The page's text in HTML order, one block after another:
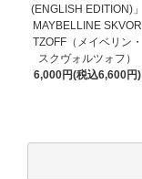
(ENGLISH EDITION)」
MAYBELLINE SKVOR
TZOFF（メイベリン・
スクヴォルツォフ）
6,000円(税込6,600円)